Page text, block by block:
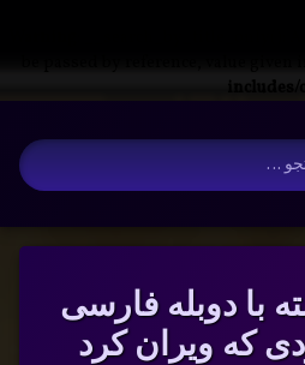
آرشیو
جستجو برای:
با دوبله فارسی
که ویران کرد